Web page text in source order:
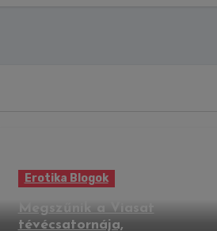
Erotika Blogok
Megszűnik a Viasat
tévécsatornája,